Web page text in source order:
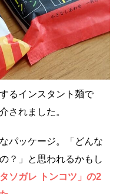
るインスタント麺で
されました。
パッケージ。「どんな
？」と思われるかもし
ソガレ トンコツ」の2